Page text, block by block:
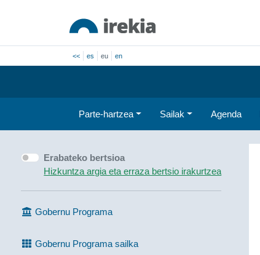
<< es eu en
Parte-hartzea Sailak Agenda
Erabateko bertsioa
Hizkuntza argia eta erraza bertsio irakurtzea
Gobernu Programa
Gobernu Programa sailka